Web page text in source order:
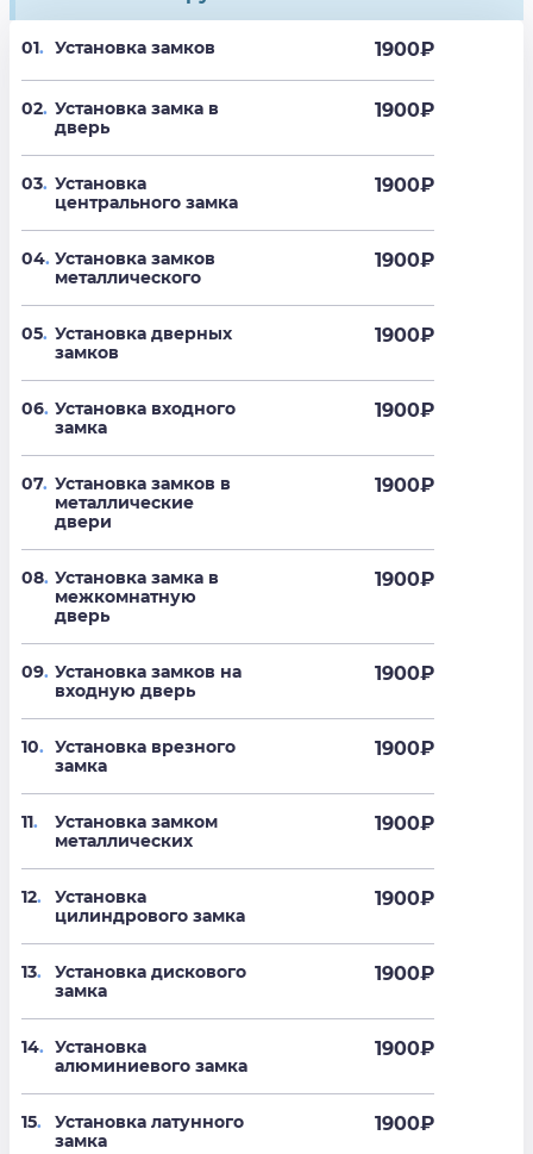
01. Установка замков 1900₽
02. Установка замка в
дверь
1900₽
03. Установка
центрального замка
1900₽
04. Установка замков
металлического
1900₽
05. Установка дверных
замков
1900₽
06. Установка входного
замка
1900₽
07. Установка замков в
металлические
двери
1900₽
08. Установка замка в
межкомнатную
дверь
1900₽
09. Установка замков на
входную дверь
1900₽
10. Установка врезного
замка
1900₽
11.
Установка замком
металлических
1900₽
12.
Установка
цилиндрового замка
1900₽
13.
Установка дискового
замка
1900₽
14. Установка
алюминиевого замка
1900₽
15.
Установка латунного
замка
1900₽